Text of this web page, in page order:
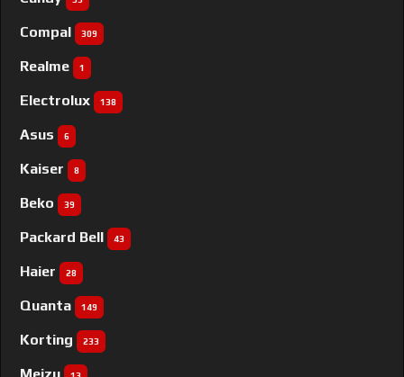
Compal 309
Realme 1
Electrolux 138
Asus 6
Kaiser 8
Beko 39
Packard Bell 43
Haier 28
Quanta 149
Korting 233